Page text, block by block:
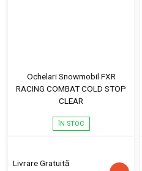
Ochelari Snowmobil FXR
RACING COMBAT COLD STOP
CLEAR
ÎN STOC
Livrare Gratuită